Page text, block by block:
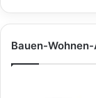
Bauen-